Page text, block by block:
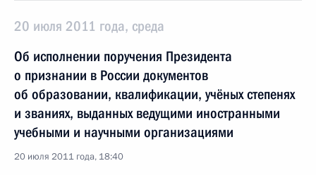
20 июля 2011 года, среда
Об исполнении поручения Президента
о признании в России документов
об образовании, квалификации, учёных степенях
и званиях, выданных ведущими иностранными
учебными и научными организациями
20 июля 2011 года, 18:40